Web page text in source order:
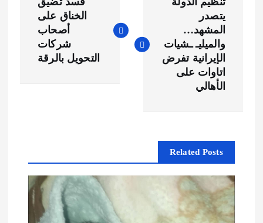
ص
م
ق
يتصدر
المشهد…
والميليـ ـشيات
الإيرانية تفرض
اتاوات على
الأهالي
الخناق على
أصحاب
شركات
التحويل بالرقة
Related Posts